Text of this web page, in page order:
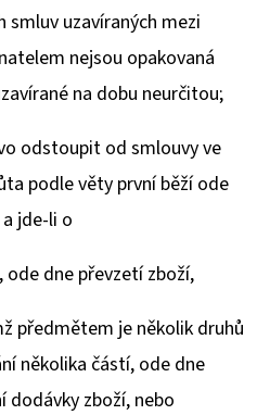
smluv uzavíraných mezi
nejsou opakovaná
na dobu neurčitou;
odstoupit od smlouvy ve
podle věty první běží ode
jde-li o
ode dne převzetí zboží,
předmětem je několik druhů
několika částí, ode dne
dodávky zboží, nebo